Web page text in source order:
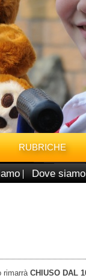
RUBRICHE
Dove siamo
rimarrà CHIUSO DAL